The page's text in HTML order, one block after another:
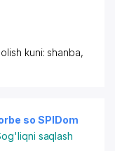
kuni: shanba,
so SPIDom
saqlash